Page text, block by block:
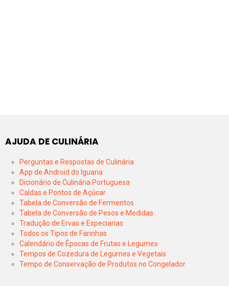
AJUDA DE CULINÁRIA
Perguntas e Respostas de Culinária
App de Android do Iguaria
Dicionário de Culinária Portuguesa
Caldas e Pontos de Açúcar
Tabela de Conversão de Fermentos
Tabela de Conversão de Pesos e Medidas
Tradução de Ervas e Especiarias
Todos os Tipos de Farinhas
Calendário de Épocas de Frutas e Legumes
Tempos de Cozedura de Legumes e Vegetais
Tempo de Conservação de Produtos no Congelador